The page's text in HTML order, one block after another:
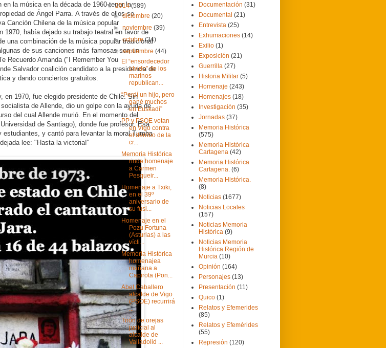
la música en la década de 1960 tener la
de Ángel Parra. A través de ellos se
Canción Chilena de la música popular
1970, había dejado su trabajo teatral en favor de
una combinación de la música popular tradicional
de sus canciones más famosas son un
Recuerdo Amanda ("I Remember You
Salvador coalición candidato a la presidencia de
y dando conciertos gratuitos.
en 1970, fue elegido presidente de Chile.Sin
de Allende, dio un golpe con la ayuda de
del cual Allende murió. En el momento del
de Santiago), donde fue profesor.Esa
y cantó para levantar la moral.Tumba
lee: "Hasta la victoria!"
▼2014(589)
►diciembre(20)
►noviembre(39)
►octubre(34)
▼septiembre(44)
El “ensordecedor
olvido” de los
marinos
republican...
“Perdí un hijo, pero
gané muchos
en Euskadi”
PP y PSOE votan
en Vigo contra
el derribo de la
cr...
Memoria Histórica
rinde homenaje
a Carmen
Pesqueir...
Homenaje a Txiki,
en el 39º
aniversario de
su fusi...
Homenaje en el
Pozu Fortuna
(Asturias) a las
vícti...
Memoria Histórica
homenajea
mañana a
Capirota (Pon...
Abel Caballero
alcalde de Vigo
(PSOE) recurrirá
...
Tirón de orejas
judicial al
alcalde de
Valladolid ...
Documentación (31)
Documental (21)
Entrevista (25)
Exhumaciones (14)
Exilio (1)
Exposición (21)
Guerrilla (27)
Historia Militar (5)
Homenaje (243)
Homenajes (18)
Investigación (35)
Jornadas (37)
Memoria Histórica
(575)
Memoria Histórica
Cartagena (42)
Memoria Histórica
Cartagena. (6)
Memoria Histórica.
(8)
Noticias (1677)
Noticias Locales
(157)
Noticias Memoria
Histórica (9)
Noticias Memoria
Histórica Región de
Murcia (10)
Opinión (164)
Personajes (13)
Presentación (11)
Quico (1)
Relatos y Efemerides
(85)
Relatos y Efemérides
(55)
Represión (120)